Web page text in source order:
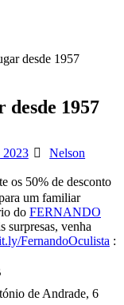
desde 1957
desde 1957
Author
Nelson
os 50% de desconto
um familiar
do FERNANDO
surpresas, venha
FernandoOculista :
de Andrade, 6